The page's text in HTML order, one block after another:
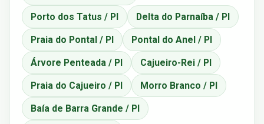
Porto dos Tatus / PI Delta do Parnaíba / PI
Praia do Pontal / PI Pontal do Anel / PI
Árvore Penteada / PI Cajueiro-Rei / PI
Praia do Cajueiro / PI Morro Branco / PI
Baía de Barra Grande / PI